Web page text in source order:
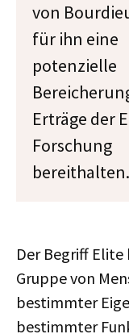
von
für ihn eine
potenzielle
Erträge der
Forschung
bereithalten.
Der Begriff
Gruppe von
bestimmter
bestimmter